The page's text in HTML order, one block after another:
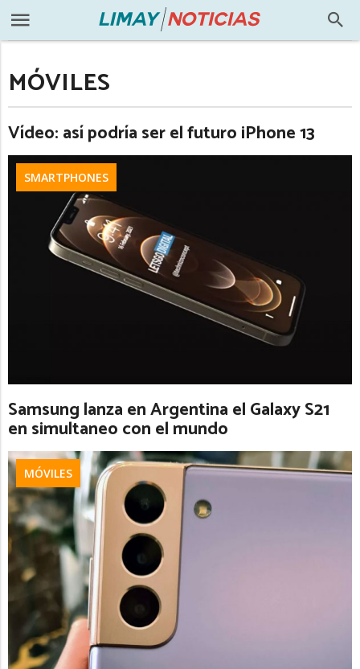
MÓVILES
Vídeo: así podría ser el futuro iPhone 13
SMARTPHONES
Samsung lanza en Argentina el Galaxy S21
en simultaneo con el mundo
MÓVILES